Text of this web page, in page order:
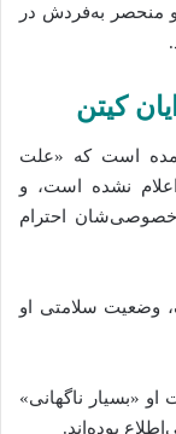
منحصر به‌فردش در
کیتن
است که «علت
نشده است، و
خصوصی‌شان احترام
وضعیت سلامتی او
«بسیار ناگهانی»
بوده‌اند.